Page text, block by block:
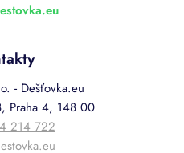
- Dešťovka.eu
Praha 4, 148 00
214 722